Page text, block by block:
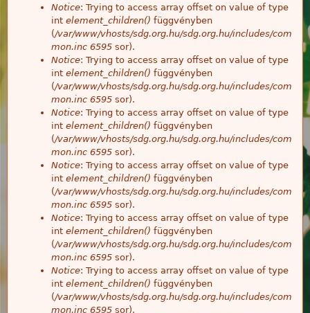
Notice: Trying to access array offset on value of type
int element_children() függvényben
(/var/www/vhosts/sdg.org.hu/sdg.org.hu/includes/com
mon.inc 6595 sor).
Notice: Trying to access array offset on value of type
int element_children() függvényben
(/var/www/vhosts/sdg.org.hu/sdg.org.hu/includes/com
mon.inc 6595 sor).
Notice: Trying to access array offset on value of type
int element_children() függvényben
(/var/www/vhosts/sdg.org.hu/sdg.org.hu/includes/com
mon.inc 6595 sor).
Notice: Trying to access array offset on value of type
int element_children() függvényben
(/var/www/vhosts/sdg.org.hu/sdg.org.hu/includes/com
mon.inc 6595 sor).
Notice: Trying to access array offset on value of type
int element_children() függvényben
(/var/www/vhosts/sdg.org.hu/sdg.org.hu/includes/com
mon.inc 6595 sor).
Notice: Trying to access array offset on value of type
int element_children() függvényben
(/var/www/vhosts/sdg.org.hu/sdg.org.hu/includes/com
mon.inc 6595 sor).